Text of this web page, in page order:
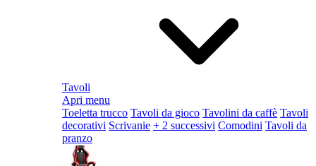
Tavoli
Apri menu
Toeletta trucco Tavoli da gioco Tavolini da caffè Tavoli
decorativi Scrivanie + 2 successivi Comodini Tavoli da
pranzo